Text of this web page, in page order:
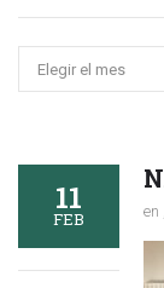
11
FEB en ,